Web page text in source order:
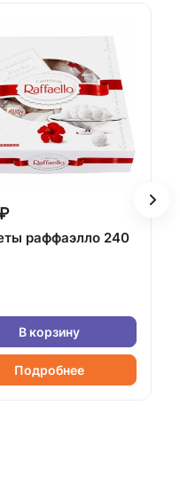
раффаэлло 240
В корзину
Подробнее